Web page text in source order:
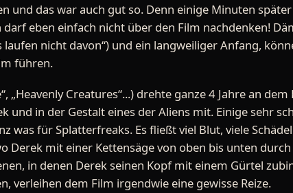
und das war auch gut so. Denn einige Minuten
eben einfach nicht über den Film nachdenken!
nicht davon“) und ein langweiliger Anfang,
führen.
„Heavenly Creatures“...) drehte ganze 4 Jahre an
und in der Gestalt eines der Aliens mit. Einige sehr
was für Splatterfreaks. Es fließt viel Blut, viele
Derek mit einer Kettensäge von oben bis unten
in denen Derek seinen Kopf mit einem Gürtel
verleihen dem Film irgendwie eine gewisse Reize.